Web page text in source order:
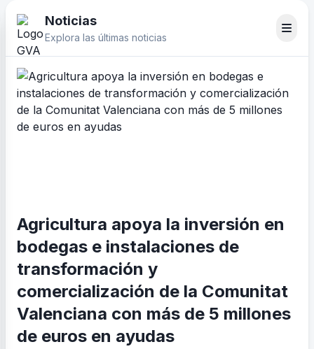
Noticias
Explora las últimas noticias
Agricultura apoya la inversión en
bodegas e instalaciones de
transformación y
comercialización de la Comunitat
Valenciana con más de 5 millones
de euros en ayudas